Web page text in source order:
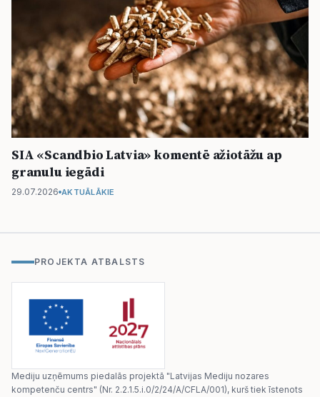
SIA «Scandbio Latvia» komentē ažiotāžu ap
granulu iegādi
29.07.2026 AKTUĀLĀKIE
PROJEKTA ATBALSTS
Mediju uzņēmums piedalās projektā "Latvijas Mediju nozares
kompetenču centrs" (Nr. 2.2.1.5.i.0/2/24/A/CFLA/001), kurš tiek īstenots